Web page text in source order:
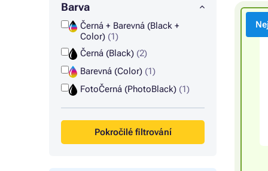
Barva
Černá + Barevná (Black +
Color) (1)
Černá (Black) (2)
Barevná (Color) (1)
FotoČerná (PhotoBlack) (1)
Pokročilé filtrování